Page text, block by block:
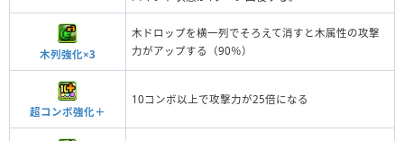
木列強化×3
木ドロップを横一列でそろえて消すと木属性の攻撃
力がアップする（90％）
超コンボ強化＋
10コンボ以上で攻撃力が25倍になる